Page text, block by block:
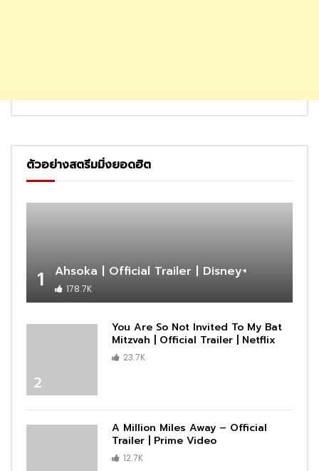
ตัวอย่างสตรีมมิ่งยอดฮิต
1 Ahsoka | Official Trailer | Disney+
178.7K
2
You Are So Not Invited To My Bat
Mitzvah | Official Trailer | Netflix
23.7K
A Million Miles Away – Official
Trailer | Prime Video
12.7K